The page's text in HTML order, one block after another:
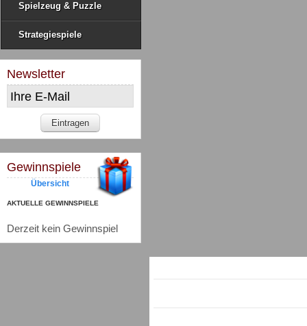
Spielzeug & Puzzle
Strategiespiele
Newsletter
Gewinnspiele
Übersicht
AKTUELLE GEWINNSPIELE
Derzeit kein Gewinnspiel